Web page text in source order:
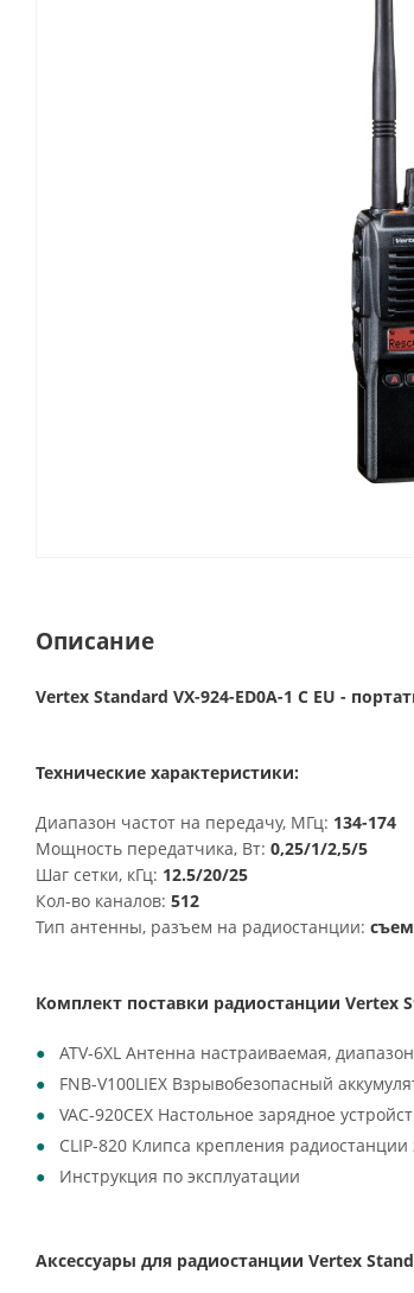
Описание
Vertex Standard VX-924-ED0A-1 C EU -
Технические характеристики:
Диапазон частот на передачу, МГц: 134-174
Мощность передатчика, Вт: 0,25/1/2,5/5
Шаг сетки, кГц: 12.5/20/25
Кол-во каналов: 512
Тип антенны, разъем на радиостанции:
Комплект поставки радиостанции Vertex
ATV-6XL Антенна настраиваемая,
FNB-V100LIEX Взрывобезопасный
VAC-920CEX Настольное зарядное
CLIP-820 Клипса крепления
Инструкция по эксплуатации
Аксессуары для радиостанции Vertex